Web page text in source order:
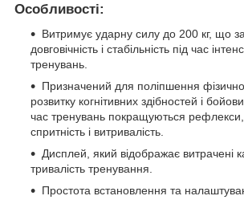
Особливості:
Витримує ударну силу до 200 кг, що
довговічність і стабільність під час
тренувань.
Призначений для поліпшення фізичної
розвитку когнітивних здібностей і
час тренувань покращуються рефлекси,
спритність і витривалість.
Дисплей, який відображає витрачені
тривалість тренування.
Простота встановлення та